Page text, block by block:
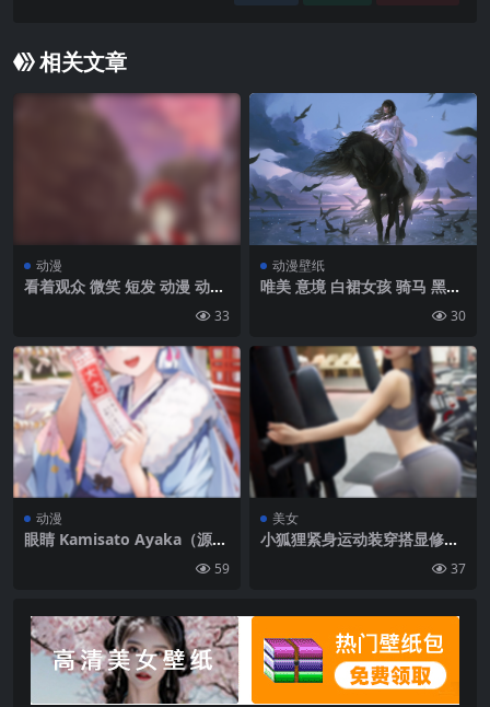
相关文章
动漫
看着观众 微笑 短发 动漫 动漫
裙 肖像展示 手套 连衣裙 汽车
33
动漫壁纸
唯美 意境 白裙女孩 骑马 黑马
30
动漫
眼睛 Kamisato Ayaka（源神
漫女孩 和服 日语|1303×2057
59
美女
小狐狸紧身运动装穿搭显修长
37